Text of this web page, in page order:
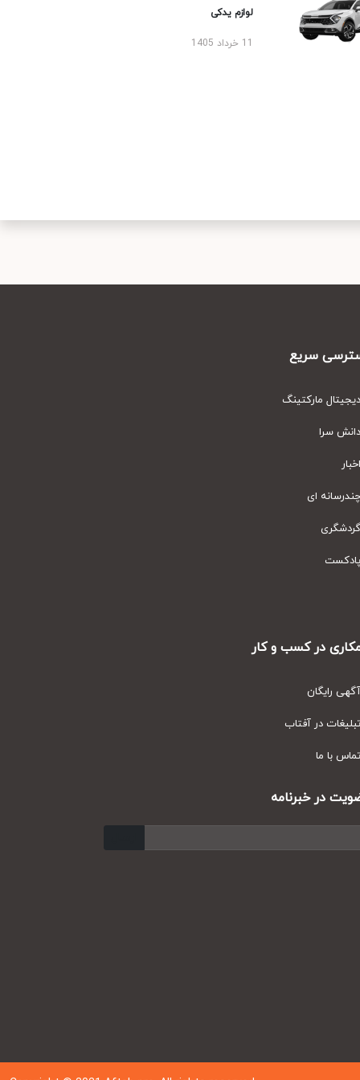
لوازم یدکی
سریع
مارکتینگ
سرا
ای
در کسب و کار
رایگان
در آفتاب
با ما
در خبرنامه